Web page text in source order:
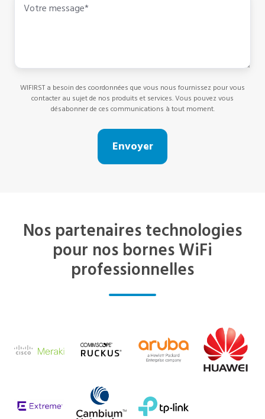
WIFIRST a besoin des coordonnées que vous nous fournissez pour vous
contacter au sujet de nos produits et services. Vous pouvez vous
désabonner de ces communications à tout moment.
Nos partenaires technologies
pour nos bornes WiFi
professionnelles